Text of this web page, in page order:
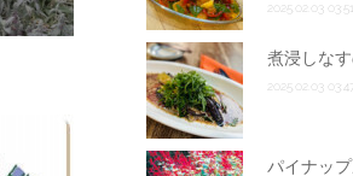
2025.02.03 03:51
煮浸しな
2025.02.03
パイナッ